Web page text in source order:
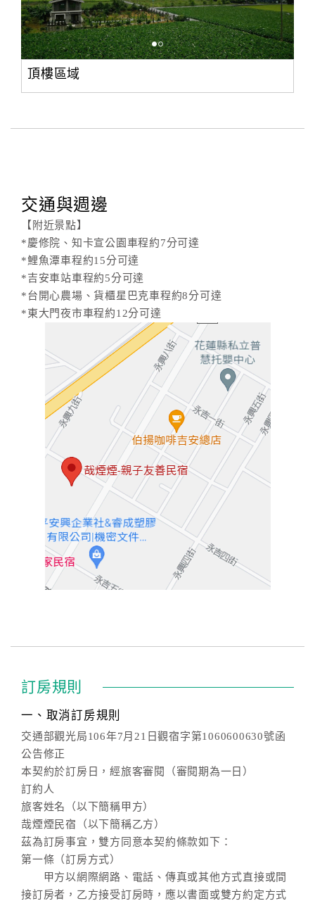
頂樓區域
交通與週邊
【附近景點】
*慶修院、知卡宣公園車程約7分可達
*鯉魚潭車程約15分可達
*吉安車站車程約5分可達
*台開心農場、貨櫃星巴克車程約8分可達
*東大門夜市車程約12分可達
訂房規則
一、取消訂房規則
交通部觀光局106年7月21日觀宿字第1060600630號函
公告修正
本契約於訂房日，經旅客審閱（審閱期為一日）
訂約人
旅客姓名（以下簡稱甲方）
哉煙煙民宿（以下簡稱乙方）
茲為訂房事宜，雙方同意本契約條款如下：
第一條（訂房方式）
甲方以網際網路、電話、傳真或其他方式直接或間
接訂房者，乙方接受訂房時，應以書面或雙方約定方式